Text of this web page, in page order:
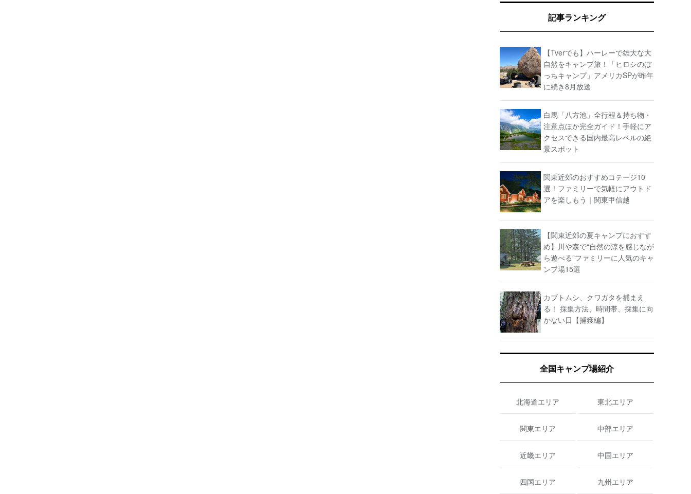
記事ランキング
【Tverでも】ハーレーで雄大な大
自然をキャンプ旅！「ヒロシのぼ
っちキャンプ」アメリカSPが昨年
に続き8月放送
白馬「八方池」全行程＆持ち物・
注意点ほか完全ガイド！手軽にア
クセスできる国内最高レベルの絶
景スポット
関東近郊のおすすめコテージ10
選！ファミリーで気軽にアウトド
アを楽しもう｜関東甲信越
【関東近郊の夏キャンプにおすす
め】川や森で“自然の涼を感じなが
ら遊べる”ファミリーに人気のキャ
ンプ場15選
カブトムシ、クワガタを捕まえ
る！ 採集方法、時間帯、採集に向
かない日【捕獲編】
全国キャンプ場紹介
北海道エリア 東北エリア
関東エリア 中部エリア
近畿エリア 中国エリア
四国エリア 九州エリア